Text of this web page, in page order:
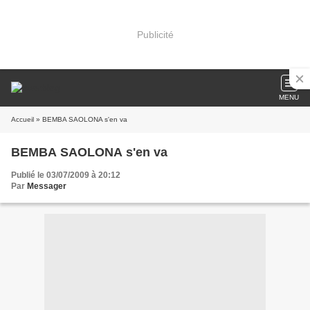
Publicité
MENU
Accueil » BEMBA SAOLONA s'en va
BEMBA SAOLONA s'en va
Publié le 03/07/2009 à 20:12
Par Messager